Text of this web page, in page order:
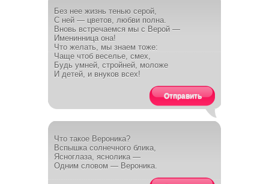
Без нее жизнь тенью серой,
С ней — цветов, любви полна.
Вновь встречаемся мы с Верой —
Именинница она!
Что желать, мы знаем тоже:
Чаще чтоб веселье, смех,
Будь умней, стройней, моложе
И детей, и внуков всех!
Отправить
Что такое Вероника?
Вспышка солнечного блика,
Ясноглаза, яснолика —
Одним словом — Вероника.